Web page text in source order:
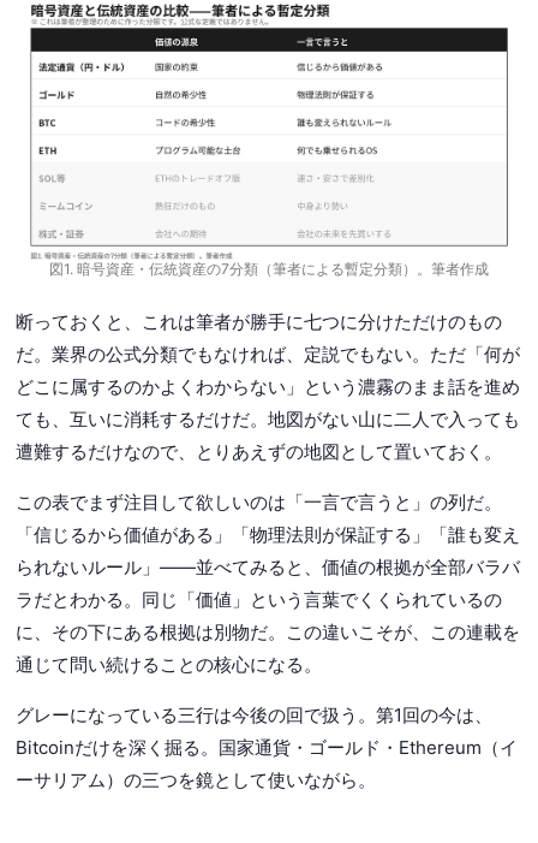
図1. 暗号資産・伝統資産の7分類（筆者による暫定分類）。筆者作成
断っておくと、これは筆者が勝手に七つに分けただけのもの
だ。業界の公式分類でもなければ、定説でもない。ただ「何が
どこに属するのかよくわからない」という濃霧のまま話を進め
ても、互いに消耗するだけだ。地図がない山に二人で入っても
遭難するだけなので、とりあえずの地図として置いておく。
この表でまず注目して欲しいのは「一言で言うと」の列だ。
「信じるから価値がある」「物理法則が保証する」「誰も変え
られないルール」——並べてみると、価値の根拠が全部バラバ
ラだとわかる。同じ「価値」という言葉でくくられているの
に、その下にある根拠は別物だ。この違いこそが、この連載を
通じて問い続けることの核心になる。
グレーになっている三行は今後の回で扱う。第1回の今は、
Bitcoinだけを深く掘る。国家通貨・ゴールド・Ethereum（イ
ーサリアム）の三つを鏡として使いながら。